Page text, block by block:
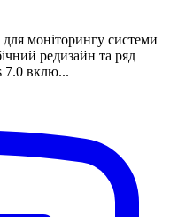
моніторингу системи
редизайн та ряд
7.0 вклю...